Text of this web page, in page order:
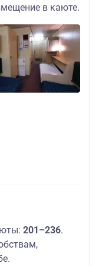
в каюте.
201–236.